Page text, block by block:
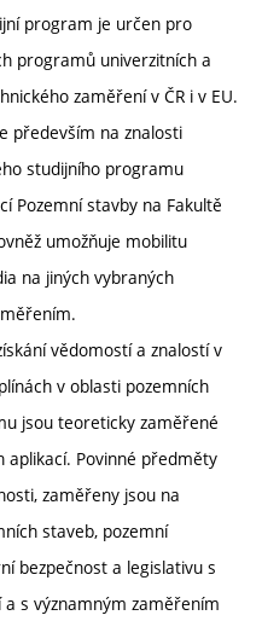
program je určen pro
programů univerzitních a
zaměření v ČR i v EU.
především na znalosti
studijního programu
Pozemní stavby na Fakultě
umožňuje mobilitu
na jiných vybraných
vědomostí a znalostí v
v oblasti pozemních
jsou teoreticky zaměřené
Povinné předměty
zaměřeny jsou na
staveb, pozemní
bezpečnost a legislativu s
s významným zaměřením